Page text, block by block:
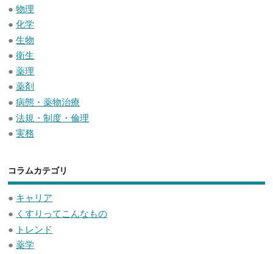
●物理
●化学
●生物
●衛生
●薬理
●薬剤
●病態・薬物治療
●法規・制度・倫理
●実務
コラムカテゴリ
● キャリア
● くすりってこんなもの
● トレンド
●薬学